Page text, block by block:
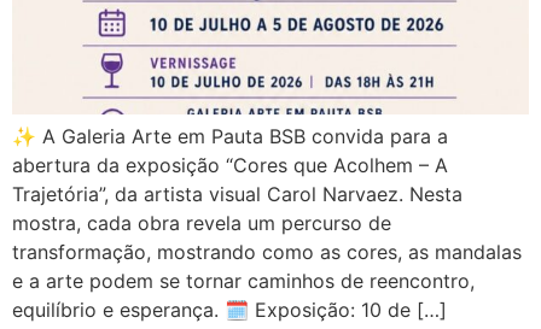
✨ A Galeria Arte em Pauta BSB convida para a
abertura da exposição “Cores que Acolhem – A
Trajetória”, da artista visual Carol Narvaez. Nesta
mostra, cada obra revela um percurso de
transformação, mostrando como as cores, as mandalas
e a arte podem se tornar caminhos de reencontro,
equilíbrio e esperança. 🗓️ Exposição: 10 de […]